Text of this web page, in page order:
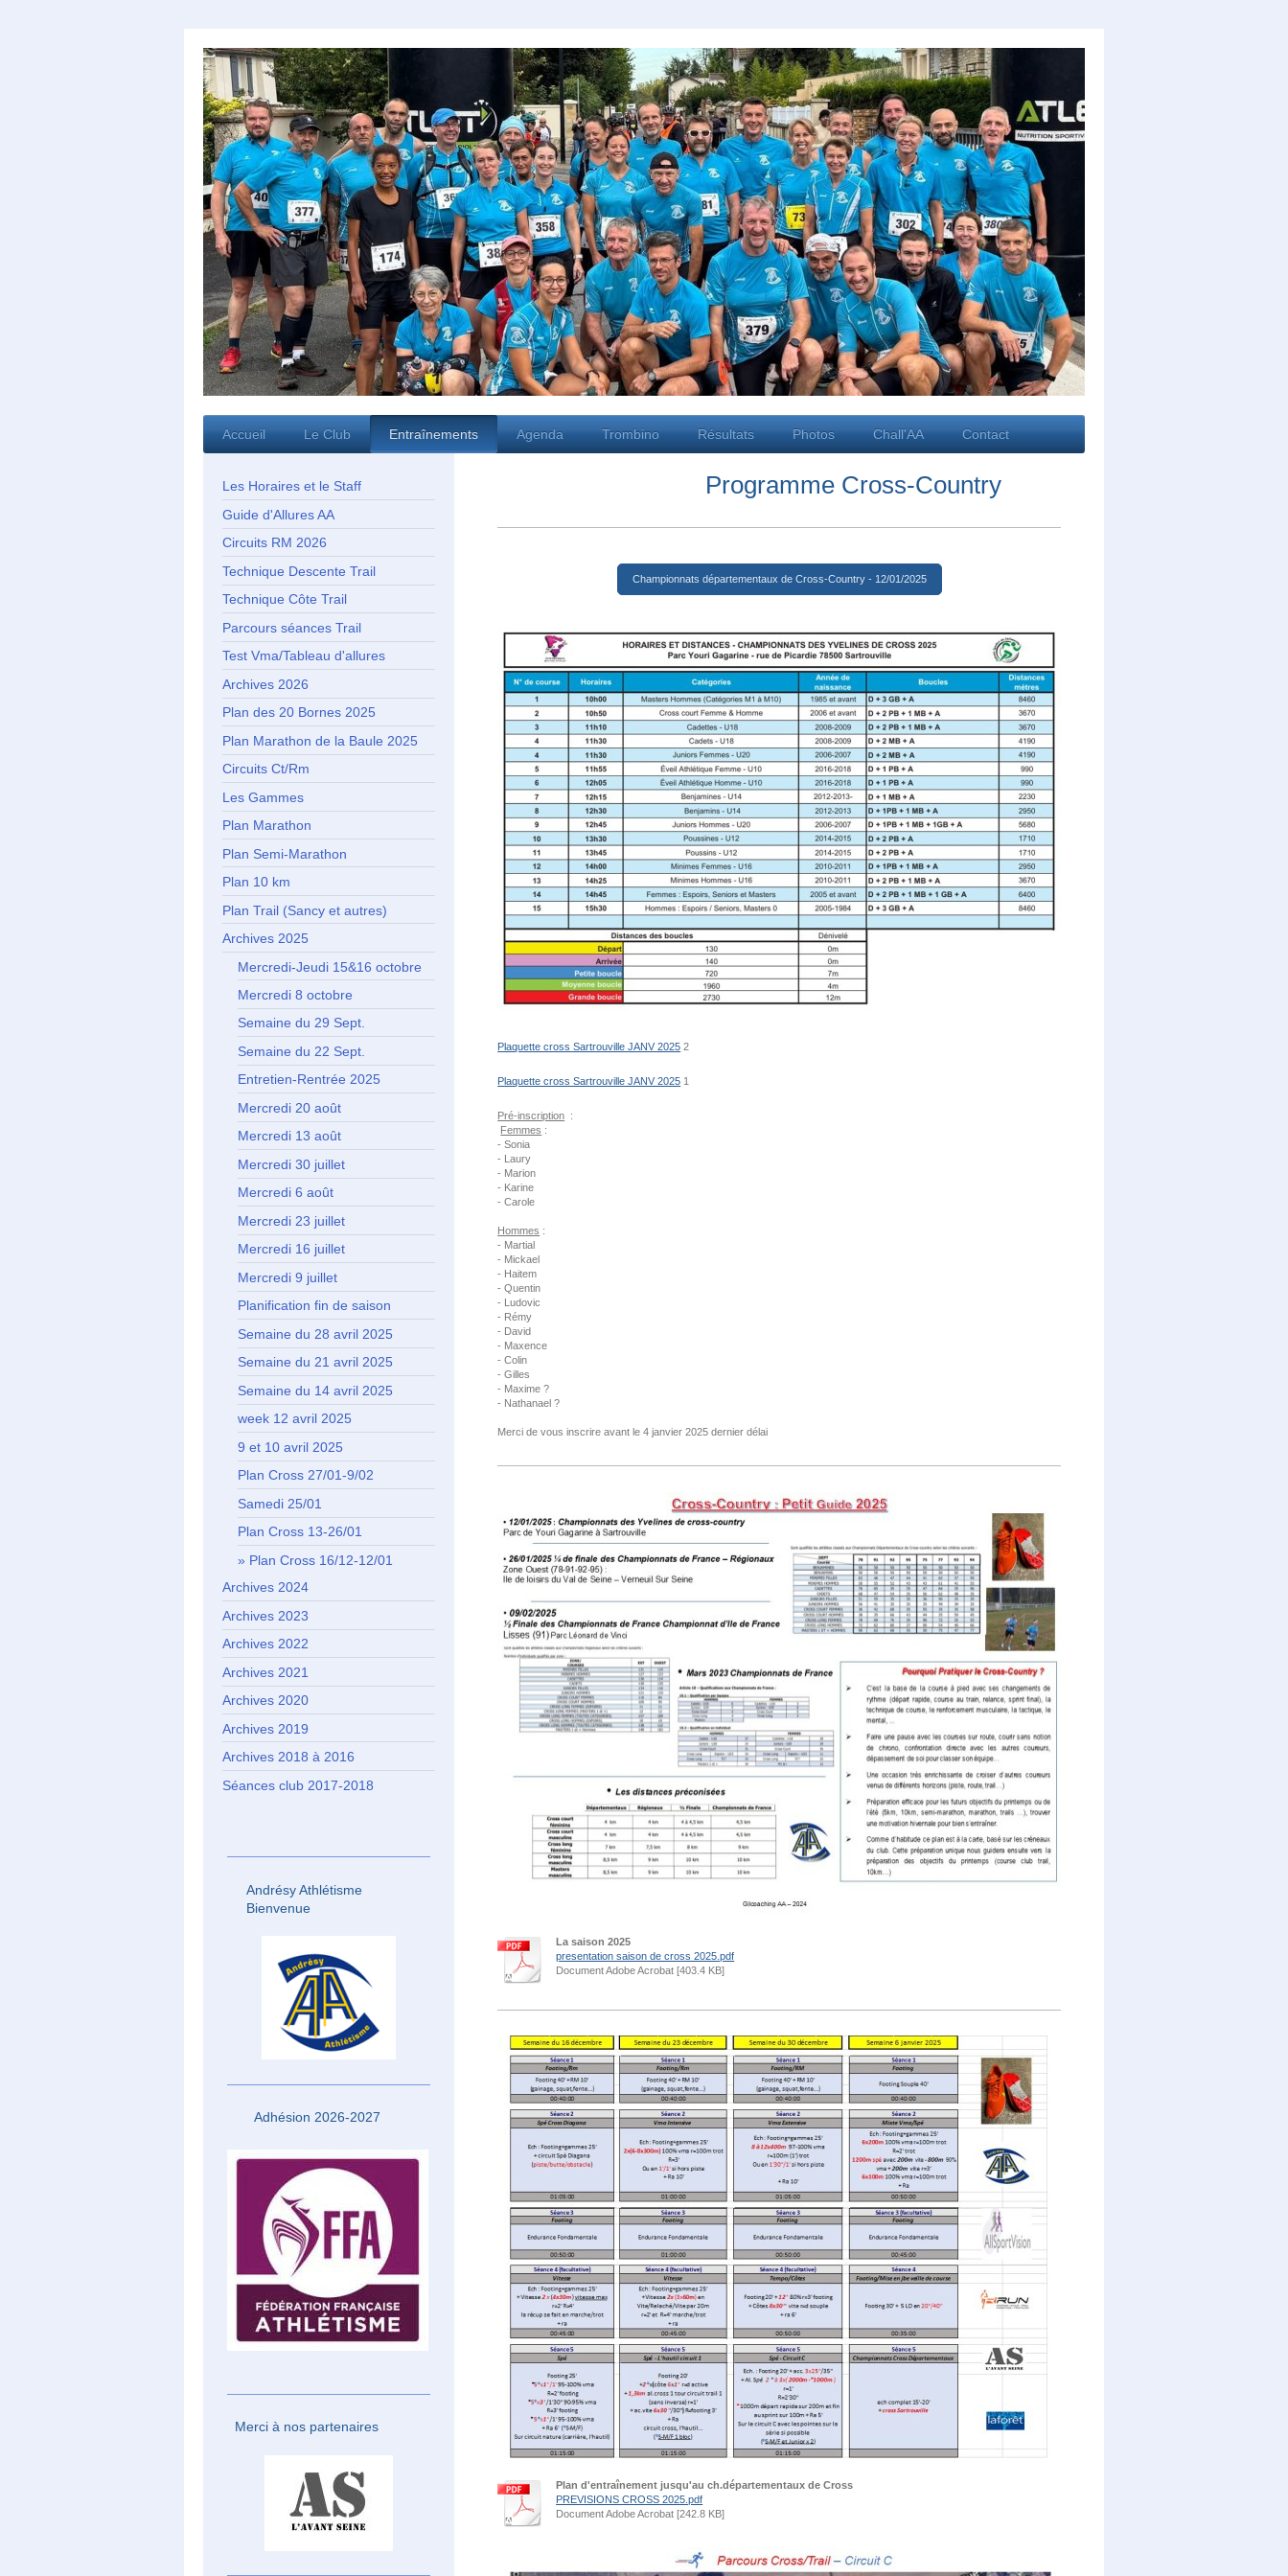
Accueil Le Club Entraînements Agenda Trombino Résultats Photos Chall'AA Contact
Programme Cross-Country
Championnats départementaux de Cross-Country - 12/01/2025
Plaquette cross Sartrouville JANV 2025 2
Plaquette cross Sartrouville JANV 2025 1
Pré-inscription :
Femmes :
- Sonia
- Laury
- Marion
- Karine
- Carole
Hommes :
- Martial
- Mickael
- Haitem
- Quentin
- Ludovic
- Rémy
- David
- Maxence
- Colin
- Gilles
- Maxime ?
- Nathanael ?
Merci de vous inscrire avant le 4 janvier 2025 dernier délai
La saison 2025
presentation saison de cross 2025.pdf
Document Adobe Acrobat [403.4 KB]
Plan d'entraînement jusqu'au ch.départementaux de Cross
PREVISIONS CROSS 2025.pdf
Document Adobe Acrobat [242.8 KB]
Les Horaires et le Staff
Guide d'Allures AA
Circuits RM 2026
Technique Descente Trail
Technique Côte Trail
Parcours séances Trail
Test Vma/Tableau d'allures
Archives 2026
Plan des 20 Bornes 2025
Plan Marathon de la Baule 2025
Circuits Ct/Rm
Les Gammes
Plan Marathon
Plan Semi-Marathon
Plan 10 km
Plan Trail (Sancy et autres)
Archives 2025
Mercredi-Jeudi 15&16 octobre
Mercredi 8 octobre
Semaine du 29 Sept.
Semaine du 22 Sept.
Entretien-Rentrée 2025
Mercredi 20 août
Mercredi 13 août
Mercredi 30 juillet
Mercredi 6 août
Mercredi 23 juillet
Mercredi 16 juillet
Mercredi 9 juillet
Planification fin de saison
Semaine du 28 avril 2025
Semaine du 21 avril 2025
Semaine du 14 avril 2025
week 12 avril 2025
9 et 10 avril 2025
Plan Cross 27/01-9/02
Samedi 25/01
Plan Cross 13-26/01
Plan Cross 16/12-12/01
Archives 2024
Archives 2023
Archives 2022
Archives 2021
Archives 2020
Archives 2019
Archives 2018 à 2016
Séances club 2017-2018
Andrésy Athlétisme
Bienvenue
Adhésion 2026-2027
Merci à nos partenaires